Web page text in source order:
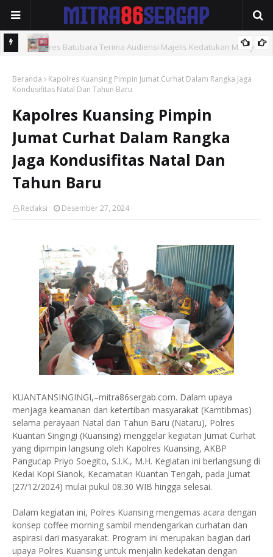
Kapolres Batubara Terima Audiensi Majelis Kedatukan Melayu
Hatta
Beranda
Kapolres Kuansing Pimpin Jumat Curhat Dalam Rangka Jaga
Kondusifitas Natal Dan Tahun Baru
Kapolres Kuansing Pimpin
Jumat Curhat Dalam Rangka
Jaga Kondusifitas Natal Dan
Tahun Baru
Redaksi Desember 27, 2024
KUANTANSINGINGI,–mitra86sergab.com. Dalam upaya
menjaga keamanan dan ketertiban masyarakat (Kamtibmas)
selama perayaan Natal dan Tahun Baru (Nataru), Polres
Kuantan Singingi (Kuansing) menggelar kegiatan Jumat Curhat
yang dipimpin langsung oleh Kapolres Kuansing, AKBP
Pangucap Priyo Soegito, S.I.K., M.H. Kegiatan ini berlangsung di
Kedai Kopi Sianok, Kecamatan Kuantan Tengah, pada Jumat
(27/12/2024) mulai pukul 08.30 WIB hingga selesai.
Dalam kegiatan ini, Polres Kuansing mengemas acara dengan
konsep coffee morning sambil mendengarkan curhatan dan
aspirasi dari masyarakat. Program ini merupakan bagian dari
upaya Polres Kuansing untuk menjalin kedekatan dengan